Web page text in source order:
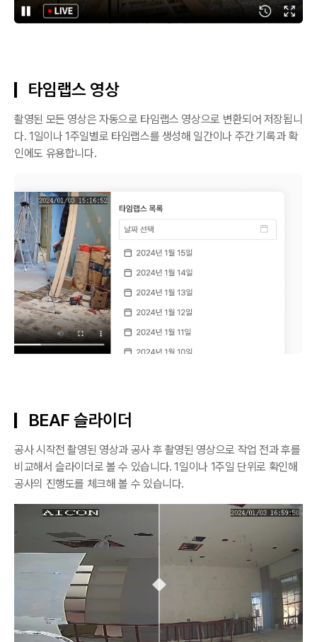
타임랩스 영상
촬영된 모든 영상은 자동으로 타임랩스 영상으로 변환되어 저장됩니
다. 1일이나 1주일별로 타임랩스를 생성해 일간이나 주간 기록과 확
인에도 유용합니다.
BEAF 슬라이더
공사 시작전 촬영된 영상과 공사 후 촬영된 영상으로 작업 전과 후를
비교해서 슬라이더로 볼 수 있습니다. 1일이나 1주일 단위로 확인해
공사의 진행도를 체크해 볼 수 있습니다.